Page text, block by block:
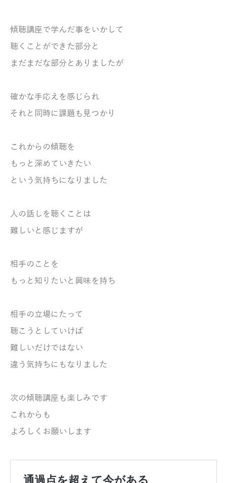
傾聴講座で学んだ事をいかして
聴くことができた部分と
まだまだな部分とありましたが
確かな手応えを感じられ
それと同時に課題も見つかり
これからの傾聴を
もっと深めていきたい
という気持ちになりました
人の話しを聴くことは
難しいと感じますが
相手のことを
もっと知りたいと興味を持ち
相手の立場にたって
聴こうとしていけば
難しいだけではない
違う気持ちにもなりました
次の傾聴講座も楽しみです
これからも
よろしくお願いします